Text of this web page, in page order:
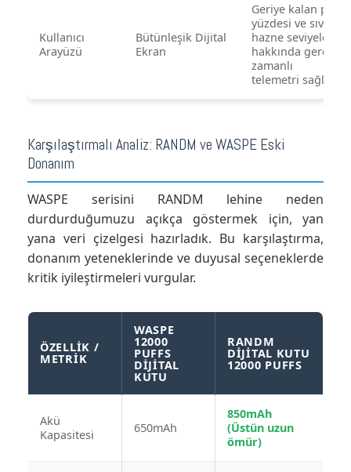
Kullanıcı
Arayüzü
Bütünleşik Dijital
Ekran
Geriye kalan pil
yüzdesi ve sıvı
hazne seviyeleri
hakkında gerçek
zamanlı
telemetri sağlar.
Karşılaştırmalı Analiz: RANDM ve WASPE Eski
Donanım
WASPE serisini RANDM lehine neden
durdurduğumuzu açıkça göstermek için, yan
yana veri çizelgesi hazırladık. Bu karşılaştırma,
donanım yeteneklerinde ve duyusal seçeneklerde
kritik iyileştirmeleri vurgular.
ÖZELLIK /
METRIK
WASPE
12000
PUFFS
DIJITAL
KUTU
RANDM
DIJITAL KUTU
12000 PUFFS
Akü
Kapasitesi
650mAh
850mAh
(Üstün uzun
ömür)